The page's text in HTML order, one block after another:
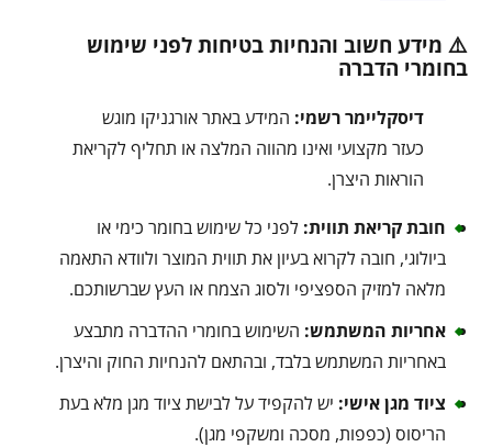
⚠️ מידע חשוב והנחיות בטיחות לפני שימוש
בחומרי הדברה
דיסקליימר רשמי: המידע באתר אורגניקו מוגש
כעזר מקצועי ואינו מהווה המלצה או תחליף לקריאת
הוראות היצרן.
חובת קריאת תווית: לפני כל שימוש בחומר כימי או
ביולוגי, חובה לקרוא בעיון את תווית המוצר ולוודא התאמה
מלאה למזיק הספציפי ולסוג הצמח או העץ שברשותכם.
אחריות המשתמש: השימוש בחומרי ההדברה מתבצע
באחריות המשתמש בלבד, ובהתאם להנחיות החוק והיצרן.
ציוד מגן אישי: יש להקפיד על לבישת ציוד מגן מלא בעת
הריסוס (כפפות, מסכה ומשקפי מגן).